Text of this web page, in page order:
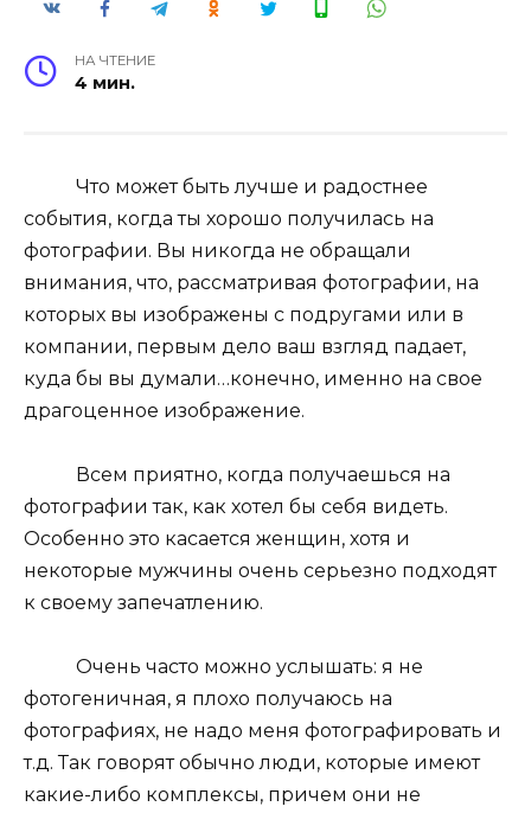
НА ЧТЕНИЕ
4 мин.
Что может быть лучше и радостнее
события, когда ты хорошо получилась на
фотографии. Вы никогда не обращали
внимания, что, рассматривая фотографии, на
которых вы изображены с подругами или в
компании, первым дело ваш взгляд падает,
куда бы вы думали…конечно, именно на свое
драгоценное изображение.
Всем приятно, когда получаешься на
фотографии так, как хотел бы себя видеть.
Особенно это касается женщин, хотя и
некоторые мужчины очень серьезно подходят
к своему запечатлению.
Очень часто можно услышать: я не
фотогеничная, я плохо получаюсь на
фотографиях, не надо меня фотографировать и
т.д. Так говорят обычно люди, которые имеют
какие-либо комплексы, причем они не